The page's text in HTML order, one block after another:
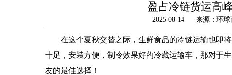
盈占冷链货运高
2025-08-14 来源：环
在这个夏秋交替之际，生鲜食品的冷链运输也即
十足，安装方便，制冷效果好的冷藏运输车，那对于
友的最佳选择！